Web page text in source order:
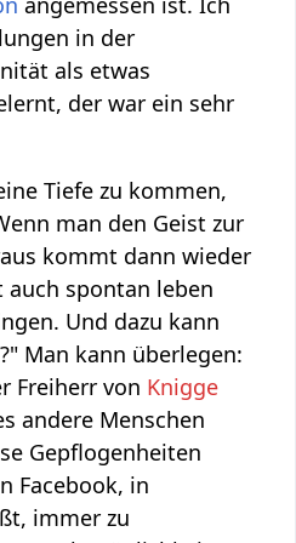
in der
als etwas
der war ein sehr
Tiefe zu kommen,
man den Geist zur
kommt dann wieder
spontan leben
Und dazu kann
?" Man kann überlegen:
Freiherr von Knigge
andere Menschen
Gepflogenheiten
Facebook, in
immer zu